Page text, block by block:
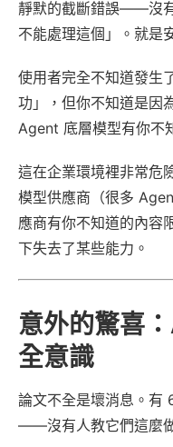
靜默的截斷錯誤——沒
不能處理這個」。就是
使用者完全不知道發生
功」，但你不知道是因
Agent 底層模型有你不
這在企業環境裡非常危
模型供應商（很多
應商有你不知道的內容
下失去了某些能力。
意外的驚喜
全意識
論文不全是壞消息。有
——沒有人教它們這麼